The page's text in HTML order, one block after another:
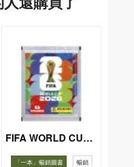
FIFA WORLD CUP 2
「一本」暢銷圖書 暢銷